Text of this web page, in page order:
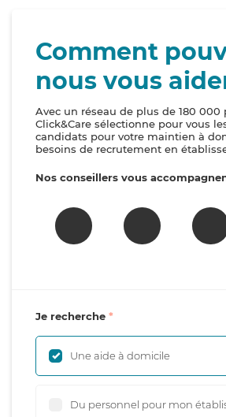
Comment
nous vous
Avec un réseau de plus de 180 000
Click&Care sélectionne pour vous
candidats pour votre maintien à
besoins de recrutement en
Nos conseillers vous
Je recherche
Une aide à domicile
Du personnel pour mon